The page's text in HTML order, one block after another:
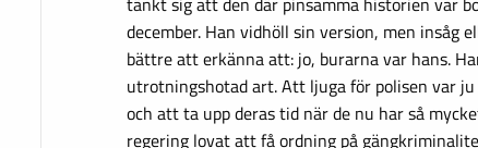
december. Han vidhöll sin version, men insåg
bättre att erkänna att: jo, burarna var hans.
utrotningshotad art. Att ljuga för polisen var
och att ta upp deras tid när de nu har så
regering lovat att få ordning på